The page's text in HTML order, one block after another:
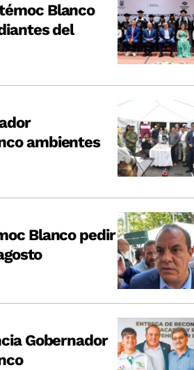
Blanco
del
ambientes
Blanco pedir
Gobernador